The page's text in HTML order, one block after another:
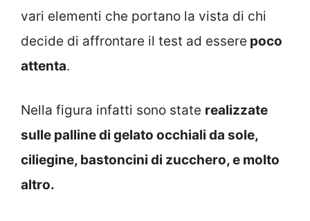
vari elementi che portano la vista di chi
decide di affrontare il test ad essere poco
attenta.
Nella figura infatti sono state realizzate
sulle palline di gelato occhiali da sole,
ciliegine, bastoncini di zucchero, e molto
altro.